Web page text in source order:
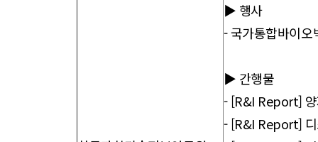
▶ 행사
- 국가통합바이오
▶ 간행물
- [R&I Report] 양
-[R&I Report] 디